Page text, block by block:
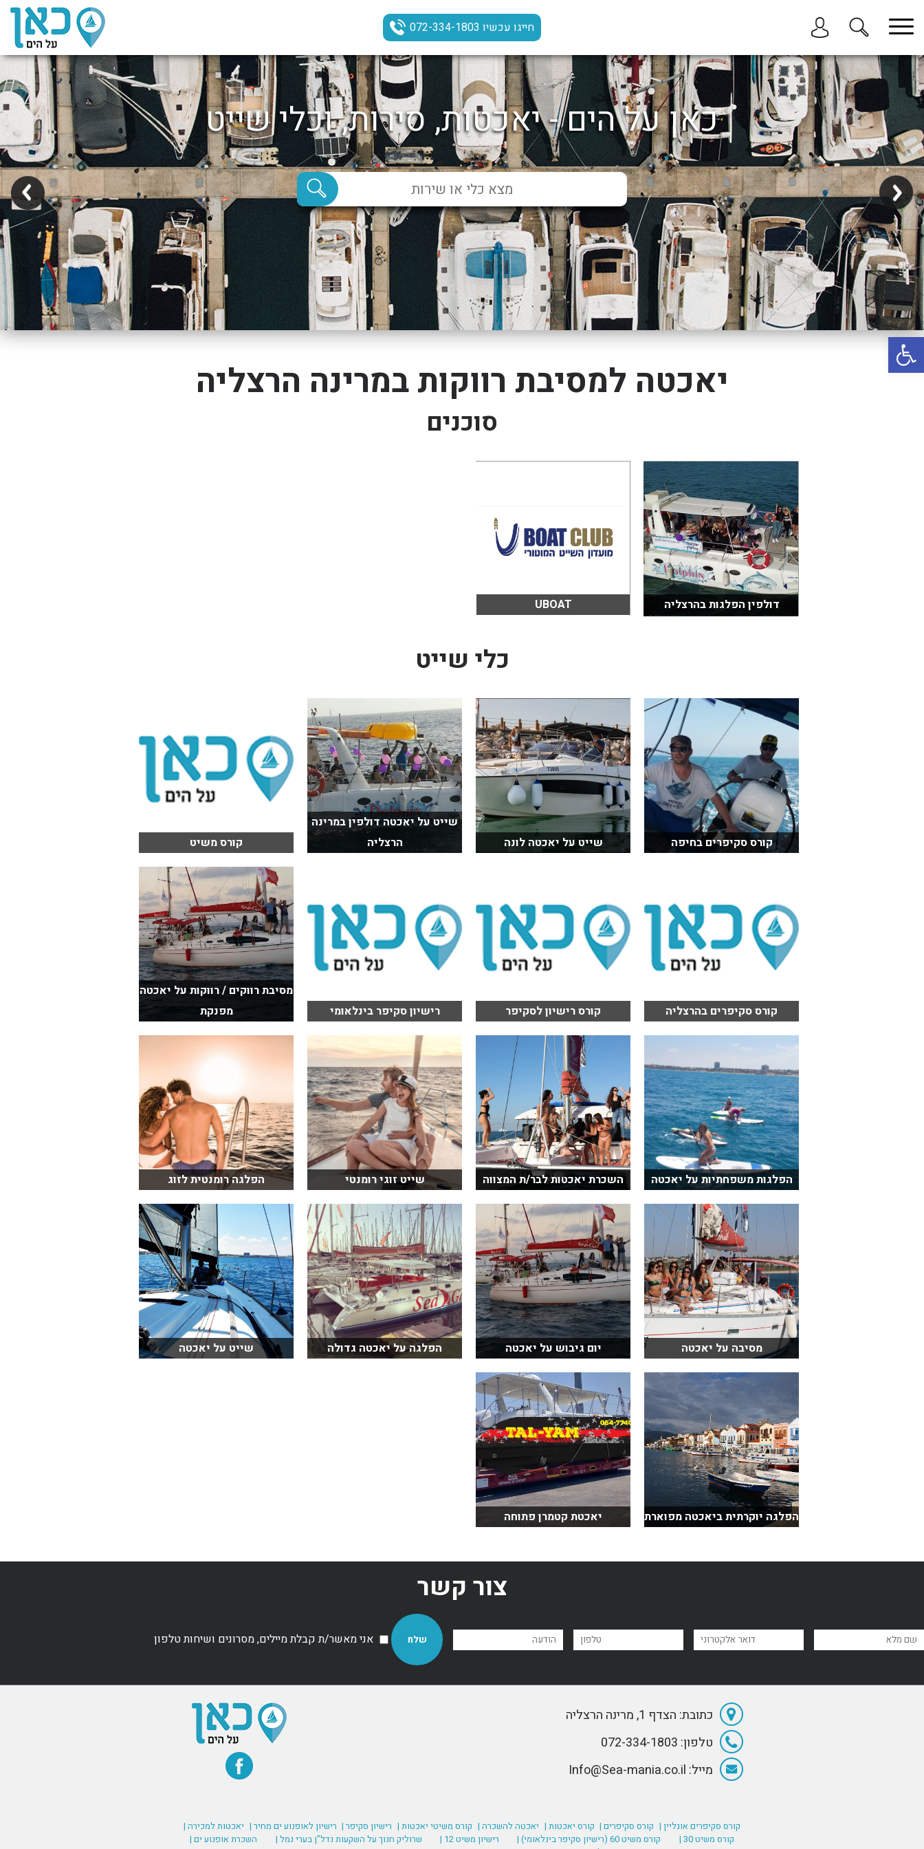
פתח סרגל נגישות
חייגו עכשיו 072-334-1803
בחר תתקטגוריה בחר מיקום
הכל
ביוון / ליוון
בישראל
באילת
במרינה הרצליה
בכנרת
בהרצליה
בתל אביב
באשקלון
באשדוד
בטבריה
אשקלון
ביפו
בטיילת טבריה
בכנרת מחיר / מחירים
בכנרת גינוסר
בכנרת טבריה
בכנרת ילדים
בכנרת לידו
בארץ
לקפריסין
נתניה
מדובאי / לדובאי
בבאר שבע
כאן על הים - יאכטות, סירות, וכלי שייט
יאכטה למסיבת רווקות במרינה הרצליה
סוכנים
דולפין הפלגות בהרצליה UBOAT
כלי שייט
קורס סקיפרים בחיפה שייט על יאכטה לונה
שייט על יאכטה דולפין במרינה
הרצליה
קורס משיט
קורס סקיפרים בהרצליה קורס רישיון לסקיפר רישיון סקיפר בינלאומי
מסיבת רווקים / רווקות על יאכטה
מפנקת
הפלגות משפחתיות על יאכטה השכרת יאכטות לבר/ת המצווה שייט זוגי רומנטי הפלגה רומנטית לזוג
מסיבה על יאכטה יום גיבוש על יאכטה הפלגה על יאכטה גדולה שייט על יאכטה
הפלגה יוקרתית ביאכטה מפוארת יאכטת קטמרן פתוחה
צור קשר
אני מאשר/ת קבלת מיילים, מסרונים ושיחות טלפון
כתובת: הצדף 1, מרינה הרצליה
טלפון: 072-334-1803
מייל: Info@Sea-mania.co.il
קורס סקיפרים אונליין | קורס סקיפרים | קורס יאכטות | יאכטה להשכרה | קורס משיטי יאכטות | רישיון סקיפר | רישיון לאופנוע ים מחיר | יאכטות למכירה |
קורס משיט 30 |
קורס משיט 60 (רישיון סקיפר בינלאומי) | רישיון משיט 12 | שרוליק חנוך על השקעות נדל"ן בערי נמל |
השכרת אופנוע ים |